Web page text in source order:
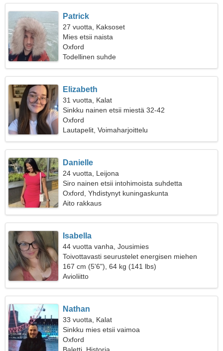
Patrick
27 vuotta, Kaksoset
Mies etsii naista
Oxford
Todellinen suhde
Elizabeth
31 vuotta, Kalat
Sinkku nainen etsii miestä 32-42
Oxford
Lautapelit, Voimaharjoittelu
Danielle
24 vuotta, Leijona
Siro nainen etsii intohimoista suhdetta
Oxford, Yhdistynyt kuningaskunta
Aito rakkaus
Isabella
44 vuotta vanha, Jousimies
Toivottavasti seurustelet energisen miehen
kanssa
167 cm (5'6"), 64 kg (141 lbs)
Avioliitto
Nathan
33 vuotta, Kalat
Sinkku mies etsii vaimoa
Oxford